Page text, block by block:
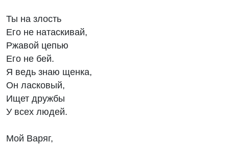
Ты на злость
Его не натаскивай,
Ржавой цепью
Его не бей.
Я ведь знаю щенка,
Он ласковый,
Ищет дружбы
У всех людей.
Мой Варяг,